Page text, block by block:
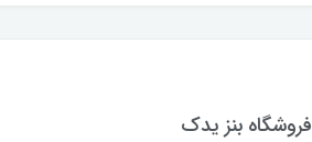
فروشگاه بنز یدک